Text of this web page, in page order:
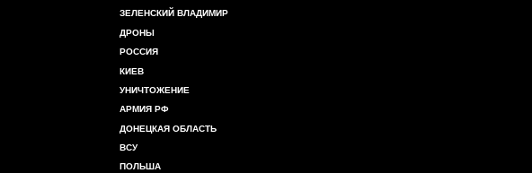
ЗЕЛЕНСКИЙ ВЛАДИМИР
ДРОНЫ
РОССИЯ
КИЕВ
УНИЧТОЖЕНИЕ
АРМИЯ РФ
ДОНЕЦКАЯ ОБЛАСТЬ
ВСУ
ПОЛЬША